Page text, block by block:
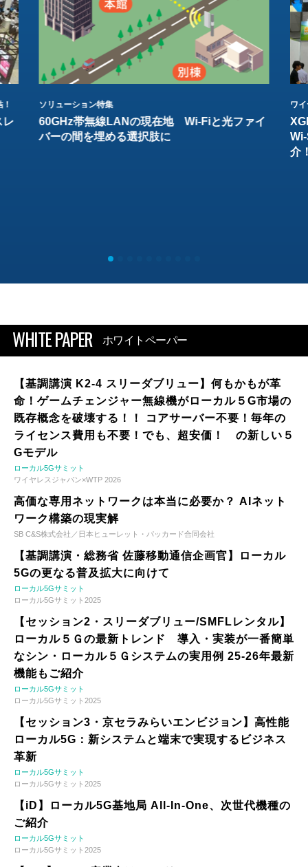
レ
ソリューション特集
60GHz帯無線LANの現在地 Wi-Fiと光ファイ
バーの間を埋める選択肢に
ワ
介
WHITE PAPER ホワイトペーパー
【基調講演 K2-4 スリーダブリュー】何もかもが革
命！ゲームチェンジャー無線機がローカル５G市場の
既存概念を破壊する！！ コアサーバー不要！毎年の
ライセンス費用も不要！でも、超安価！ の新しい５
Gモデル
ローカル5Gサミット
ワイヤレスジャパン×WTP 2026
高価な専用ネットワークは本当に必要か？ AIネット
ワーク構築の現実解
SB C&S株式会社／日本ヒューレット・パッカード合同会社
【基調講演・総務省 佐藤移動通信企画官】ローカル
5Gの更なる普及拡大に向けて
ローカル5Gサミット
ローカル5Gサミット2025
【セッション2・スリーダブリュー/SMFLレンタル】
ローカル５Ｇの最新トレンド 導入・実装が一番簡単
なシン・ローカル５Ｇシステムの実用例 25-26年最新
機能もご紹介
ローカル5Gサミット
ローカル5Gサミット2025
【セッション3・京セラみらいエンビジョン】高性能
ローカル5G：新システムと端末で実現するビジネス
革新
ローカル5Gサミット
ローカル5Gサミット2025
【iD】ローカル5G基地局 All-In-One、次世代機種の
ご紹介
ローカル5Gサミット
ローカル5Gサミット2025